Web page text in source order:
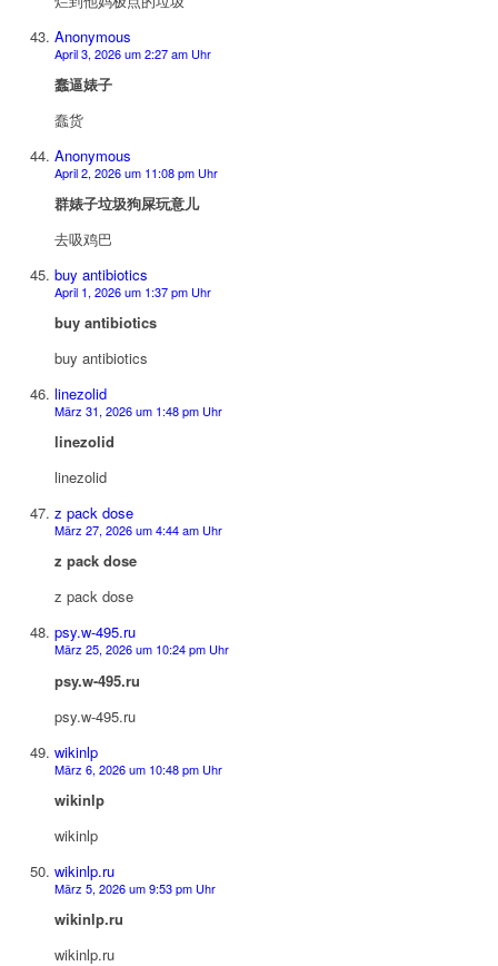
Anonymous
April 3, 2026 um 2:27 am Uhr
蠢逼婊子
蠢货
Anonymous
April 2, 2026 um 11:08 pm Uhr
群婊子垃圾狗屎玩意儿
去吸鸡巴
buy antibiotics
April 1, 2026 um 1:37 pm Uhr
buy antibiotics
buy antibiotics
linezolid
März 31, 2026 um 1:48 pm Uhr
linezolid
linezolid
z pack dose
März 27, 2026 um 4:44 am Uhr
z pack dose
z pack dose
psy.w-495.ru
März 25, 2026 um 10:24 pm Uhr
psy.w-495.ru
psy.w-495.ru
wikinlp
März 6, 2026 um 10:48 pm Uhr
wikinlp
wikinlp
wikinlp.ru
März 5, 2026 um 9:53 pm Uhr
wikinlp.ru
wikinlp.ru